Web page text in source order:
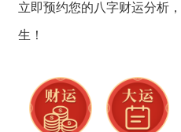
立即预约您的八字财运分析，
生！